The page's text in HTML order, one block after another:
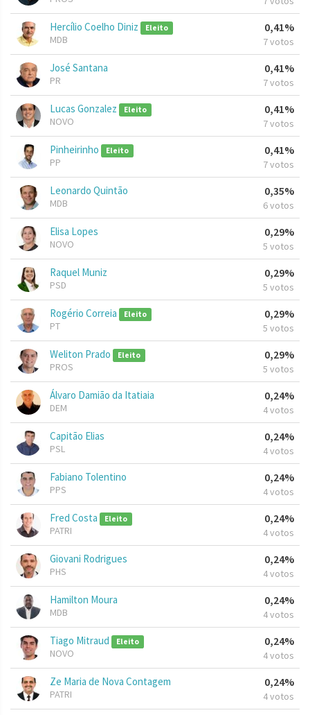
Hercílio Coelho Diniz Eleito
MDB
0,41%
7 votos
José Santana
PR
0,41%
7 votos
Lucas Gonzalez Eleito
NOVO
0,41%
7 votos
Pinheirinho Eleito
PP
0,41%
7 votos
Leonardo Quintão
MDB
0,35%
6 votos
Elisa Lopes
NOVO
0,29%
5 votos
Raquel Muniz
PSD
0,29%
5 votos
Rogério Correia Eleito
PT
0,29%
5 votos
Weliton Prado Eleito
PROS
0,29%
5 votos
Álvaro Damião da Itatiaia
DEM
0,24%
4 votos
Capitão Elias
PSL
0,24%
4 votos
Fabiano Tolentino
PPS
0,24%
4 votos
Fred Costa Eleito
PATRI
0,24%
4 votos
Giovani Rodrigues
PHS
0,24%
4 votos
Hamilton Moura
MDB
0,24%
4 votos
Tiago Mitraud Eleito
NOVO
0,24%
4 votos
Ze Maria de Nova Contagem
PATRI
0,24%
4 votos